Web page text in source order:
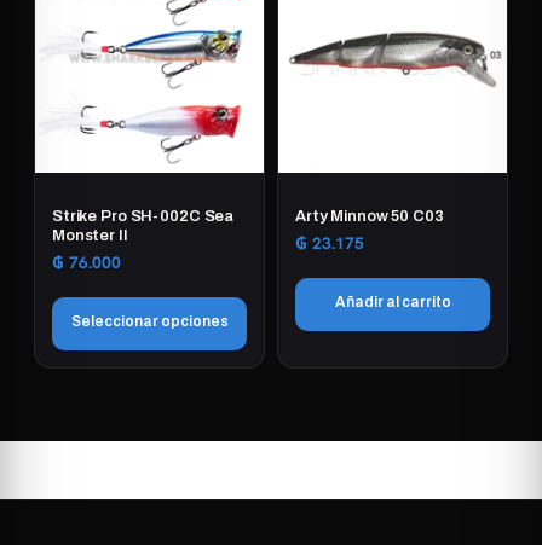
Strike Pro SH-002C Sea
Monster II
₲ 76.000
Seleccionar opciones
tiene
variantes.
Arty Minnow 50 C03
₲ 23.175
Añadir al carrito